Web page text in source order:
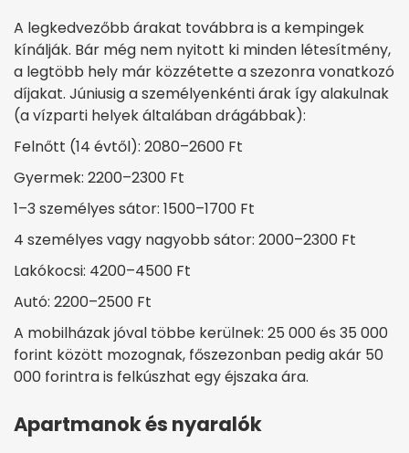
A legkedvezőbb árakat továbbra is a kempingek
kínálják. Bár még nem nyitott ki minden létesítmény,
a legtöbb hely már közzétette a szezonra vonatkozó
díjakat. Júniusig a személyenkénti árak így alakulnak
(a vízparti helyek általában drágábbak):
Felnőtt (14 évtől): 2080–2600 Ft
Gyermek: 2200–2300 Ft
1–3 személyes sátor: 1500–1700 Ft
4 személyes vagy nagyobb sátor: 2000–2300 Ft
Lakókocsi: 4200–4500 Ft
Autó: 2200–2500 Ft
A mobilházak jóval többe kerülnek: 25 000 és 35 000
forint között mozognak, főszezonban pedig akár 50
000 forintra is felkúszhat egy éjszaka ára.
Apartmanok és nyaralók